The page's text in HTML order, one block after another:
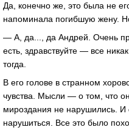
Да, конечно же, это была не
напоминала погибшую жену.
— А, да..., да Андрей. Очень
есть, здравствуйте — все
тогда.
В его голове в странном
чувства. Мысли — о том, что
мироздания не нарушились. И
нарушиться. Все это было